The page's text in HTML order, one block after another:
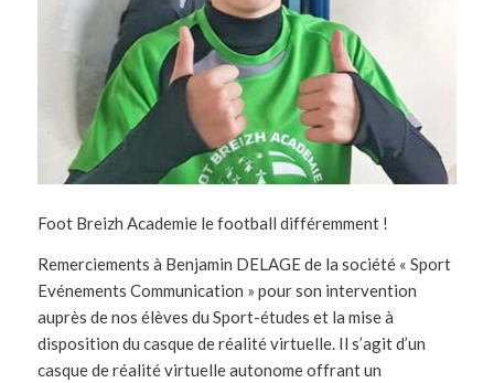
Foot Breizh Academie le football différemment !
Remerciements à Benjamin DELAGE de la société « Sport
Evénements Communication » pour son intervention
auprès de nos élèves du Sport-études et la mise à
disposition du casque de réalité virtuelle. Il s’agit d’un
casque de réalité virtuelle autonome offrant un